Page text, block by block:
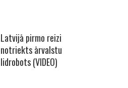
Latvijā pirmo reizi
notriekts ārvalstu
lidrobots (VIDEO)